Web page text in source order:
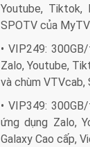
Youtube, Tiktok,
SPOTV của
• VIP249:
Zalo, Youtube,
và chùm
• VIP349:
ứng dụng Zalo,
Galaxy Cao cấp,